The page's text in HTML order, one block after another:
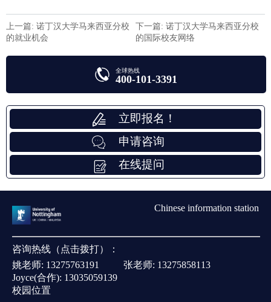
上一篇: 诺丁汉大学马来西亚分校
的就业机会
下一篇: 诺丁汉大学马来西亚分校
的国际校友网络
全球热线
400-101-3391
立即报名！
申请咨询
在线提问
Chinese information station
咨询热线（点击拨打）：
姚老师: 13275763191 张老师: 13275858113
Joyce(合作): 13035059139
校园位置